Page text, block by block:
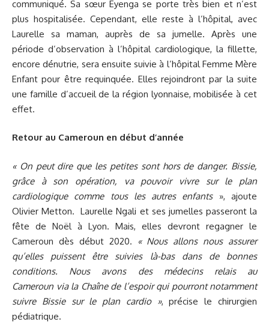
communiqué. Sa sœur Eyenga se porte très bien et n’est
plus hospitalisée. Cependant, elle reste à l’hôpital, avec
Laurelle sa maman, auprès de sa jumelle. Après une
période d’observation à l’hôpital cardiologique, la fillette,
encore dénutrie, sera ensuite suivie à l’hôpital Femme Mère
Enfant pour être requinquée. Elles rejoindront par la suite
une famille d’accueil de la région lyonnaise, mobilisée à cet
effet.
Retour au Cameroun en début d’année
« On peut dire que les petites sont hors de danger. Bissie,
grâce à son opération, va pouvoir vivre sur le plan
cardiologique comme tous les autres enfants », ajoute
Olivier Metton. Laurelle Ngali et ses jumelles passeront la
fête de Noël à Lyon. Mais, elles devront regagner le
Cameroun dès début 2020.
« Nous allons nous assurer
qu’elles puissent être suivies là-bas dans de bonnes
conditions. Nous avons des médecins relais au
Cameroun via la Chaîne de l’espoir qui pourront notamment
suivre Bissie sur le plan cardio », précise le chirurgien
pédiatrique.